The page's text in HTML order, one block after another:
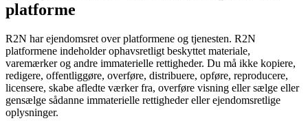
platforme
R2N har ejendomsret over platformene og tjenesten. R2N
platformene indeholder ophavsretligt beskyttet materiale,
varemærker og andre immaterielle rettigheder. Du må ikke kopiere,
redigere, offentliggøre, overføre, distribuere, opføre, reproducere,
licensere, skabe afledte værker fra, overføre visning eller sælge eller
gensælge sådanne immaterielle rettigheder eller ejendomsretlige
oplysninger.